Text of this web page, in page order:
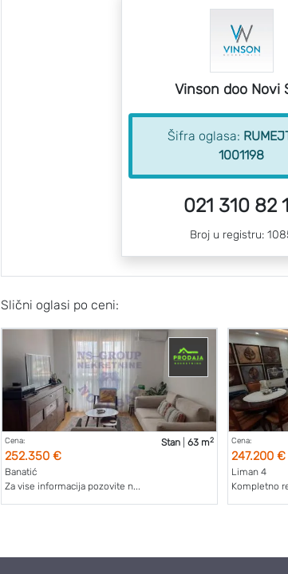
Vinson doo Novi
Šifra oglasa:
1001198
021 310 82
Broj u registru:
Slični oglasi po ceni:
Cena:
252.350 €
Stan| 63 m2
Banatić
Za vise informacija pozovite n...
Cena:
247.200 €
Liman 4
Kompletno